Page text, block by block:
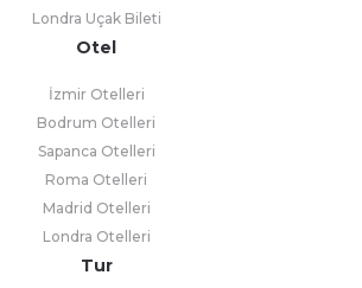
Londra Uçak Bileti
Otel
İzmir Otelleri
Bodrum Otelleri
Sapanca Otelleri
Roma Otelleri
Madrid Otelleri
Londra Otelleri
Tur